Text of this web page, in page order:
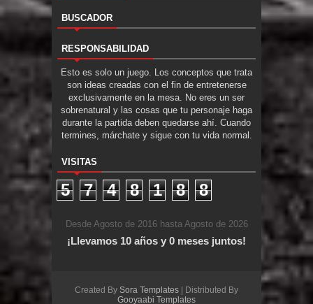
BUSCADOR
RESPONSABILIDAD
Esto es solo un juego. Los conceptos que trata
son ideas creadas con el fin de entretenerse
exclusivamente en la mesa. No eres un ser
sobrenatural y las cosas que tu personaje haga
durante la partida deben quedarse ahí. Cuando
termines, márchate y sigue con tu vida normal.
VISITAS
5 7 4 8 1 8 8
Desde Agosto de 2016 hasta Agosto de 2026
¡Llevamos 10 años y 0 meses juntos!
Created By Sora Templates | Distributed By
Gooyaabi Templates